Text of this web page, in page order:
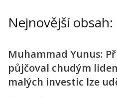
Inzerce
Přihlášení
Kontakt
Nejnovější obsah:
Muhammad Yunus:
půjčoval chudým
malých investic lze